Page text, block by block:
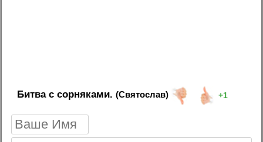
Битва с сорняками.(Святослав) +1